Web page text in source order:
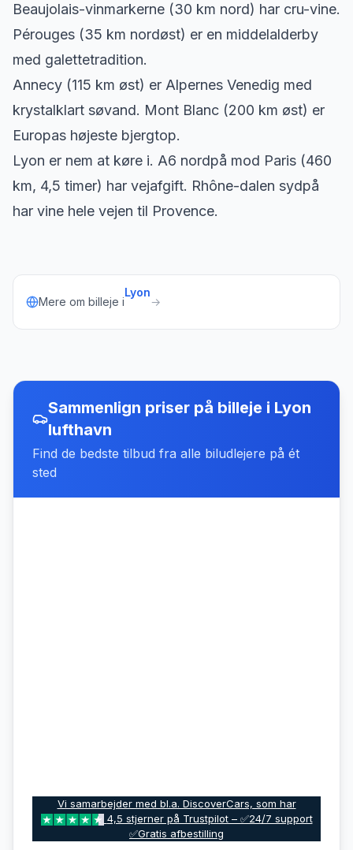
Beaujolais-vinmarkerne (30 km nord) har cru-vine.
Pérouges (35 km nordøst) er en middelalderby
med galettetradition.
Annecy (115 km øst) er Alpernes Venedig med
krystalklart søvand. Mont Blanc (200 km øst) er
Europas højeste bjergtop.
Lyon er nem at køre i. A6 nordpå mod Paris (460
km, 4,5 timer) har vejafgift. Rhône-dalen sydpå
har vine hele vejen til Provence.
Mere om billeje i
Lyon
→
Sammenlign priser på billeje i Lyon
lufthavn
Find de bedste tilbud fra alle biludlejere på ét
sted
Vi samarbejder med bl.a. DiscoverCars, som har
4,5 stjerner på Trustpilot – ✅24/7 support
✅Gratis afbestilling